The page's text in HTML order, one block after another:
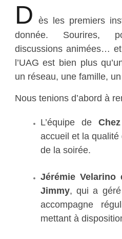
D ès les premiers
donnée. Sourires,
discussions animées…
l’UAG est bien plus
un réseau, une famille,
Nous tenions d’abord à
L’équipe de
accueil et la
de la soirée.
Jérémie
Jimmy, qui a
accompagne
mettant à